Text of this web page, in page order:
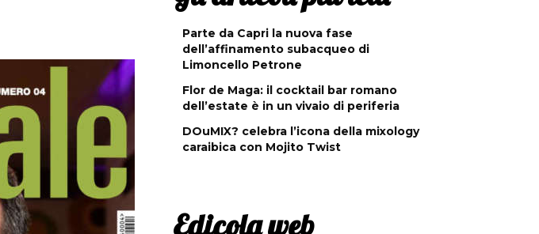
Parte da Capri la nuova fase
dell’affinamento subacqueo di
Limoncello Petrone
Flor de Maga: il cocktail bar romano
dell’estate è in un vivaio di periferia
DOuMIX? celebra l’icona della mixology
caraibica con Mojito Twist
Edicola web